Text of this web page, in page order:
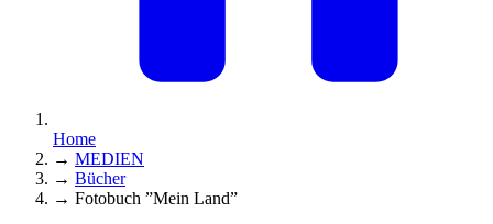
Home
→ MEDIEN
→ Bücher
→ Fotobuch ”Mein Land”